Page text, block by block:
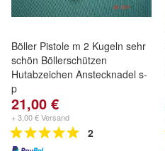
Böller Pistole m 2 Kugeln sehr
schön Böllerschützen
Hutabzeichen Anstecknadel s-
p
21,00 €
+ 3,00 € Versand
2